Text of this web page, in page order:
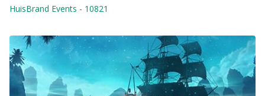
HuisBrand Events - 10821